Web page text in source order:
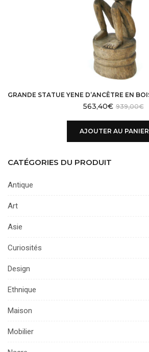
939,00€
563,40€
AJOUTER AU PANIER
CATÉGORIES DU PRODUIT
Antique
Art
Asie
Curiosités
Design
Ethnique
Maison
Mobilier